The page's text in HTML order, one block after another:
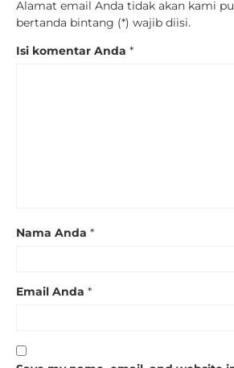
Alamat email Anda tidak akan kami
bertanda bintang (*) wajib diisi.
Isi komentar Anda *
Nama Anda *
Email Anda *